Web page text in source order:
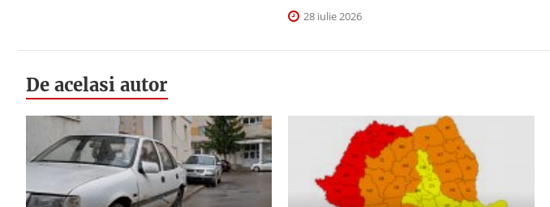
28 iulie 2026
De acelasi autor